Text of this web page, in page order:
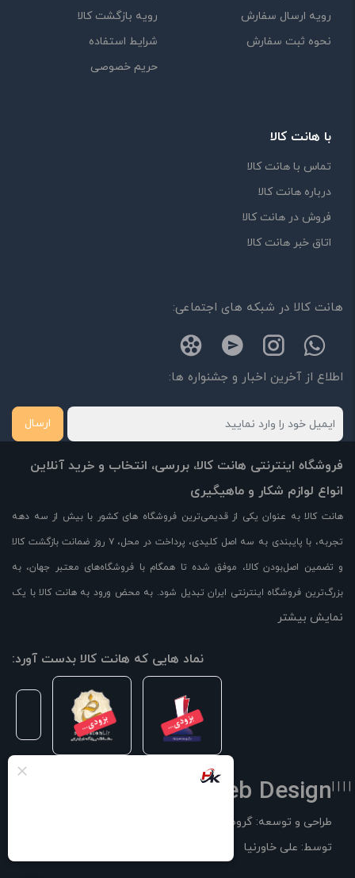
رویه ارسال سفارش
نحوه ثبت سفارش
رویه بازگشت کالا
شرایط استفاده
حریم خصوصی
با هانت کالا
تماس با هانت کالا
درباره هانت کالا
فروش در هانت کالا
اتاق خبر هانت کالا
هانت کالا در شبکه های اجتماعی:
اطلاع از آخرین اخبار و جشنواره ها:
ارسال
فروشگاه اینترنتی هانت کالا، بررسی، انتخاب و خرید آنلاین
انواع لوازم شکار و ماهیگیری
هانت کالا به عنوان یکی از قدیمی‌ترین فروشگاه های کشور با بیش از سه دهه
تجربه، با پایبندی به سه اصل کلیدی، پرداخت در محل، ۷ روز ضمانت بازگشت کالا
و تضمین اصل‌بودن کالا، موفق شده تا همگام با فروشگاه‌های معتبر جهان، به
بزرگ‌ترین فروشگاه اینترنتی ایران تبدیل شود. به محض ورود به هانت کالا با یک
سایت پر از کالا رو به رو می‌شوید! هر آنچه که نیاز دارید و به ذهن شما خطور
نمایش بیشتر
نماد هایی که هانت کالا بدست آورد:
| | | |
Web Design
طراحی و توسعه: گروه فناوری سوفیا
توسط: علی خاورنیا